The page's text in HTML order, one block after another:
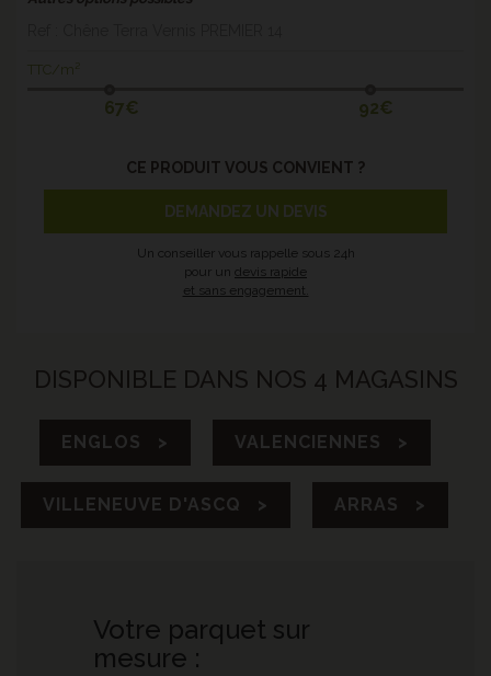
TTC/m²
67€ 92€
CE PRODUIT VOUS CONVIENT ?
DEMANDEZ UN DEVIS
Un conseiller vous rappelle sous 24h
pour un devis rapide
et sans engagement.
DISPONIBLE DANS NOS 4 MAGASINS
ENGLOS > VALENCIENNES >
VILLENEUVE D'ASCQ > ARRAS >
Votre parquet sur
mesure :